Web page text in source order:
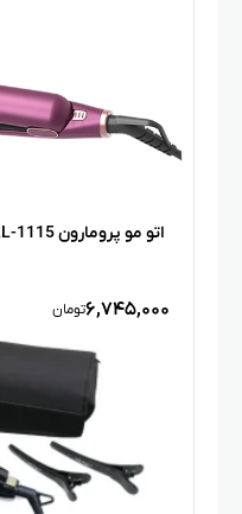
اتو مو پرومارون RL-1115
۶,۷۴۵,۰۰۰تومان